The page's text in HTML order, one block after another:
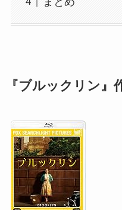
『ブルックリン』